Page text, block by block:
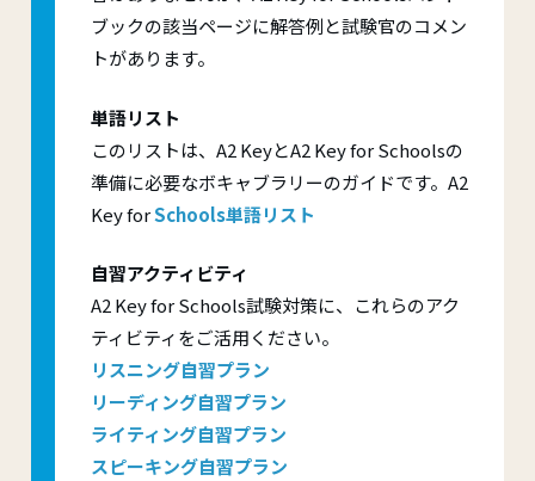
ブックの該当ページに解答例と試験官のコメン
トがあります。
単語リスト
このリストは、A2 KeyとA2 Key for Schoolsの
準備に必要なボキャブラリーのガイドです。A2
Key forSchools単語リスト
自習アクティビティ
A2 Key for Schools試験対策に、これらのアク
ティビティをご活用ください。
リスニング自習プラン
リーディング自習プラン
ライティング自習プラン
スピーキング自習プラン